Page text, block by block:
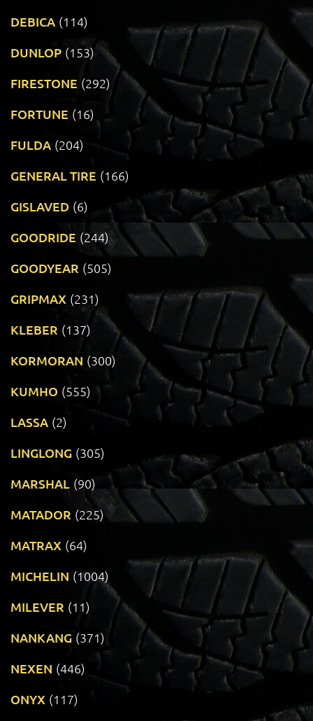
DEBICA (114)
DUNLOP (153)
FIRESTONE (292)
FORTUNE (16)
FULDA (204)
GENERAL TIRE (166)
GISLAVED (6)
GOODRIDE (244)
GOODYEAR (505)
GRIPMAX (231)
KLEBER (137)
KORMORAN (300)
KUMHO (555)
LASSA (2)
LINGLONG (305)
MARSHAL (90)
MATADOR (225)
MATRAX (64)
MICHELIN (1004)
MILEVER (11)
NANKANG (371)
NEXEN (446)
ONYX (117)